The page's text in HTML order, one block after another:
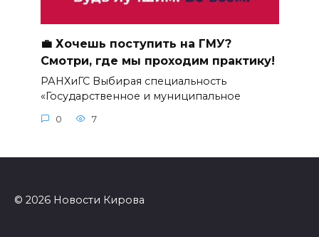
💼 Хочешь поступить на ГМУ?
Смотри, где мы проходим практику!
РАНХиГС Выбирая специальность
«Государственное и муниципальное
0 7
© 2026 Новости Кирова